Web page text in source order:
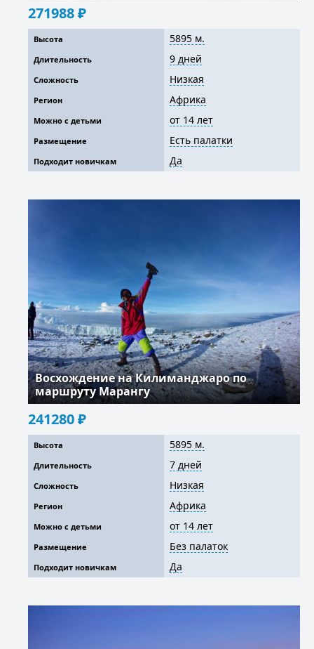
271988₽
Высота 5895 м.
Длительность 9 дней
Сложность Низкая
Регион Африка
Можно с детьми от 14 лет
Размещение Есть палатки
Подходит новичкам Да
Восхождение на Килиманджаро по
маршруту Марангу
241280₽
Высота 5895 м.
Длительность 7 дней
Сложность Низкая
Регион Африка
Можно с детьми от 14 лет
Размещение Без палаток
Подходит новичкам Да